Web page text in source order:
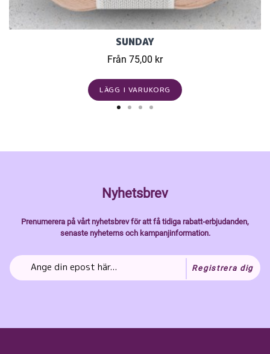
SUNDAY
Från 75,00 kr
LÄGG I VARUKORG
Nyhetsbrev
Prenumerera på vårt nyhetsbrev för att få tidiga rabatt-erbjudanden,
senaste nyheterns och kampanjinformation.
Registrera dig